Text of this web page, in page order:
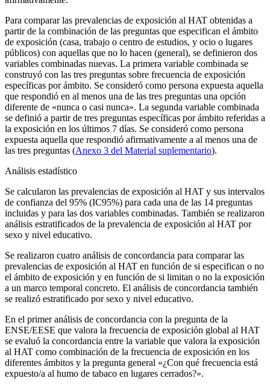
Para comparar las prevalencias de exposición al HAT obtenidas a
partir de la combinación de las preguntas que especifican el ámbito
de exposición (casa, trabajo o centro de estudios, y ocio o lugares
públicos) con aquellas que no lo hacen (general), se definieron dos
variables combinadas nuevas. La primera variable combinada se
construyó con las tres preguntas sobre frecuencia de exposición
específicas por ámbito. Se consideró como persona expuesta aquella
que respondió en al menos una de las tres preguntas una opción
diferente de «nunca o casi nunca». La segunda variable combinada
se definió a partir de tres preguntas específicas por ámbito referidas a
la exposición en los últimos 7 días. Se consideró como persona
expuesta aquella que respondió afirmativamente a al menos una de
las tres preguntas (Anexo 3 del Material suplementario).
Análisis estadístico
Se calcularon las prevalencias de exposición al HAT y sus intervalos
de confianza del 95% (IC95%) para cada una de las 14 preguntas
incluidas y para las dos variables combinadas. También se realizaron
análisis estratificados de la prevalencia de exposición al HAT por
sexo y nivel educativo.
Se realizaron cuatro análisis de concordancia para comparar las
prevalencias de exposición al HAT en función de si especifican o no
el ámbito de exposición y en función de si limitan o no la exposición
a un marco temporal concreto. El análisis de concordancia también
se realizó estratificado por sexo y nivel educativo.
En el primer análisis de concordancia con la pregunta de la
ENSE/EESE que valora la frecuencia de exposición global al HAT
se evaluó la concordancia entre la variable que valora la exposición
al HAT como combinación de la frecuencia de exposición en los
diferentes ámbitos y la pregunta general «¿Con qué frecuencia está
expuesto/a al humo de tabaco en lugares cerrados?».